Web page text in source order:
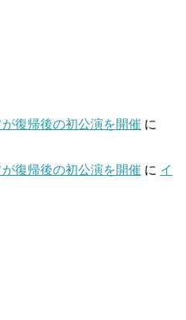
復帰後の初公演を開催 に
復帰後の初公演を開催 に イ